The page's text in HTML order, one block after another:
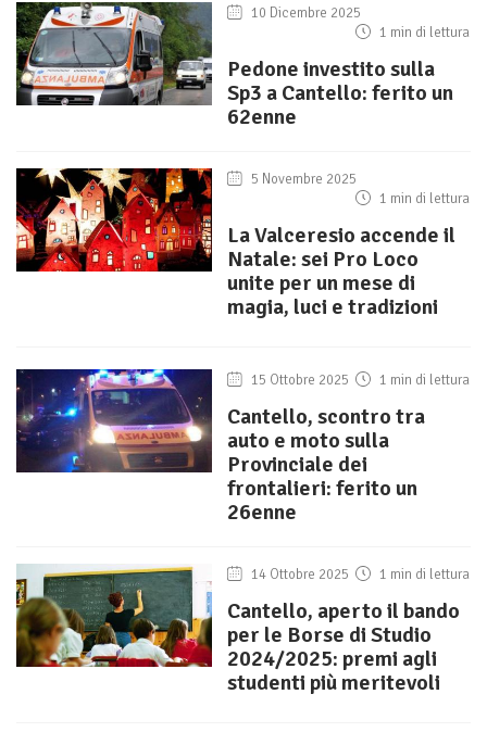
10 Dicembre 2025
1 min di lettura
Pedone investito sulla
Sp3 a Cantello: ferito un
62enne
5 Novembre 2025
1 min di lettura
La Valceresio accende il
Natale: sei Pro Loco
unite per un mese di
magia, luci e tradizioni
15 Ottobre 2025 1 min di lettura
Cantello, scontro tra
auto e moto sulla
Provinciale dei
frontalieri: ferito un
26enne
14 Ottobre 2025 1 min di lettura
Cantello, aperto il bando
per le Borse di Studio
2024/2025: premi agli
studenti più meritevoli